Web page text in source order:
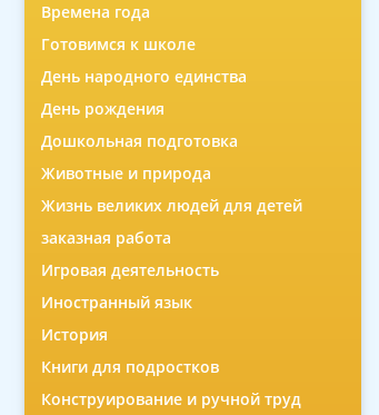
Времена года
Готовимся к школе
День народного единства
День рождения
Дошкольная подготовка
Животные и природа
Жизнь великих людей для детей
заказная работа
Игровая деятельность
Иностранный язык
История
Книги для подростков
Конструирование и ручной труд